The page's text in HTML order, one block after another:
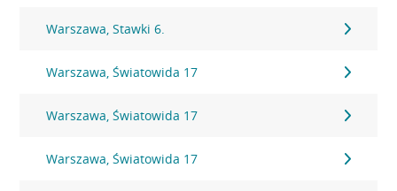
Warszawa, Stawki 6.
Warszawa, Światowida 17
Warszawa, Światowida 17
Warszawa, Światowida 17